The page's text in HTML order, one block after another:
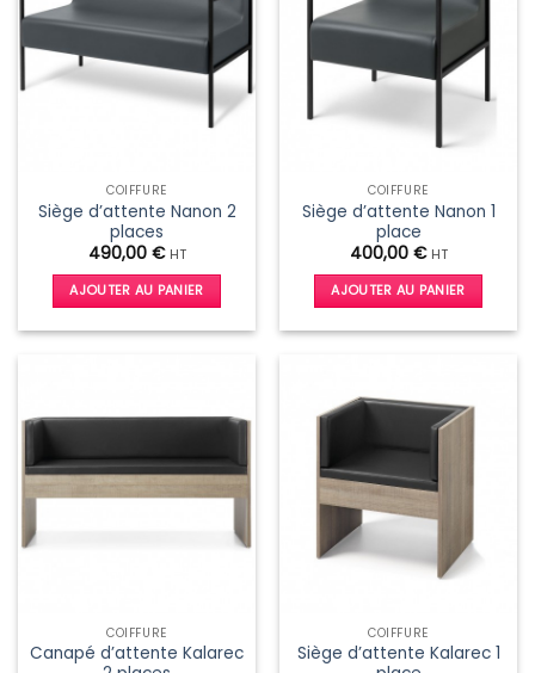
COIFFURE
Siège d’attente Nanon 2
places
490,00 € HT
AJOUTER AU PANIER
COIFFURE
Siège d’attente Nanon 1
place
400,00 € HT
AJOUTER AU PANIER
COIFFURE
Canapé d’attente Kalarec
COIFFURE
Siège d’attente Kalarec 1